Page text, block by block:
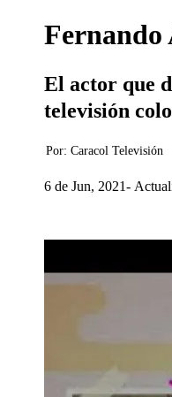
Fernando
El actor que
televisión
Por: Caracol Televisión
6 de Jun, 2021